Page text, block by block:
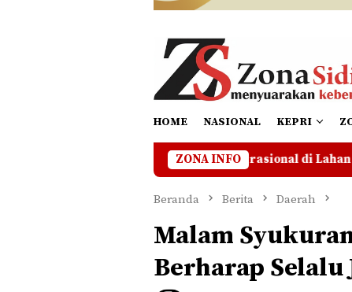
HOME NASIONAL KEPRI
ZONA INFO
Hentikan Operasional di Lahan Bermasalah Hingga Ada
Beranda Berita Daerah
Malam
Berharap Selalu